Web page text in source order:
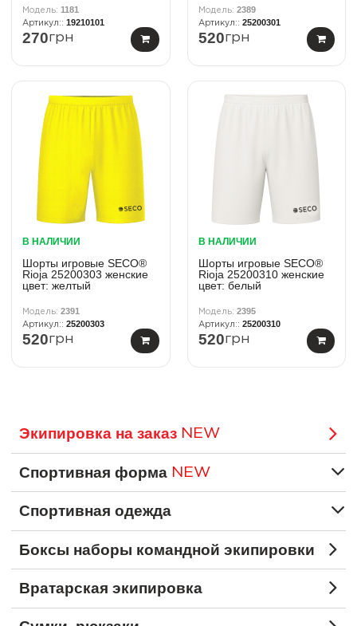
1181
19210101
270грн
2389
25200301
520грн
В НАЛИЧИИ
Шорты игровые SECO®
Rioja 25200303 женские
цвет: желтый
2391
25200303
520грн
В НАЛИЧИИ
Шорты игровые SECO®
Rioja 25200310 женские
цвет: белый
2395
25200310
520грн
Экипировка на заказ NEW
Спортивная форма NEW
Спортивная одежда
Боксы наборы командной экипировки
Вратарская экипировка